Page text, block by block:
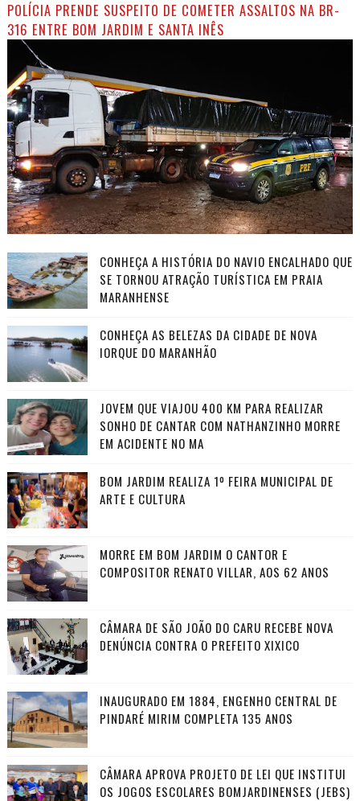
POLÍCIA PRENDE SUSPEITO DE COMETER ASSALTOS NA BR-
316 ENTRE BOM JARDIM E SANTA INÊS
CONHEÇA A HISTÓRIA DO NAVIO ENCALHADO QUE
SE TORNOU ATRAÇÃO TURÍSTICA EM PRAIA
MARANHENSE
CONHEÇA AS BELEZAS DA CIDADE DE NOVA
IORQUE DO MARANHÃO
JOVEM QUE VIAJOU 400 KM PARA REALIZAR
SONHO DE CANTAR COM NATHANZINHO MORRE
EM ACIDENTE NO MA
BOM JARDIM REALIZA 1º FEIRA MUNICIPAL DE
ARTE E CULTURA
MORRE EM BOM JARDIM O CANTOR E
COMPOSITOR RENATO VILLAR, AOS 62 ANOS
CÂMARA DE SÃO JOÃO DO CARU RECEBE NOVA
DENÚNCIA CONTRA O PREFEITO XIXICO
INAUGURADO EM 1884, ENGENHO CENTRAL DE
PINDARÉ MIRIM COMPLETA 135 ANOS
CÂMARA APROVA PROJETO DE LEI QUE INSTITUI
OS JOGOS ESCOLARES BOMJARDINENSES (JEBS)